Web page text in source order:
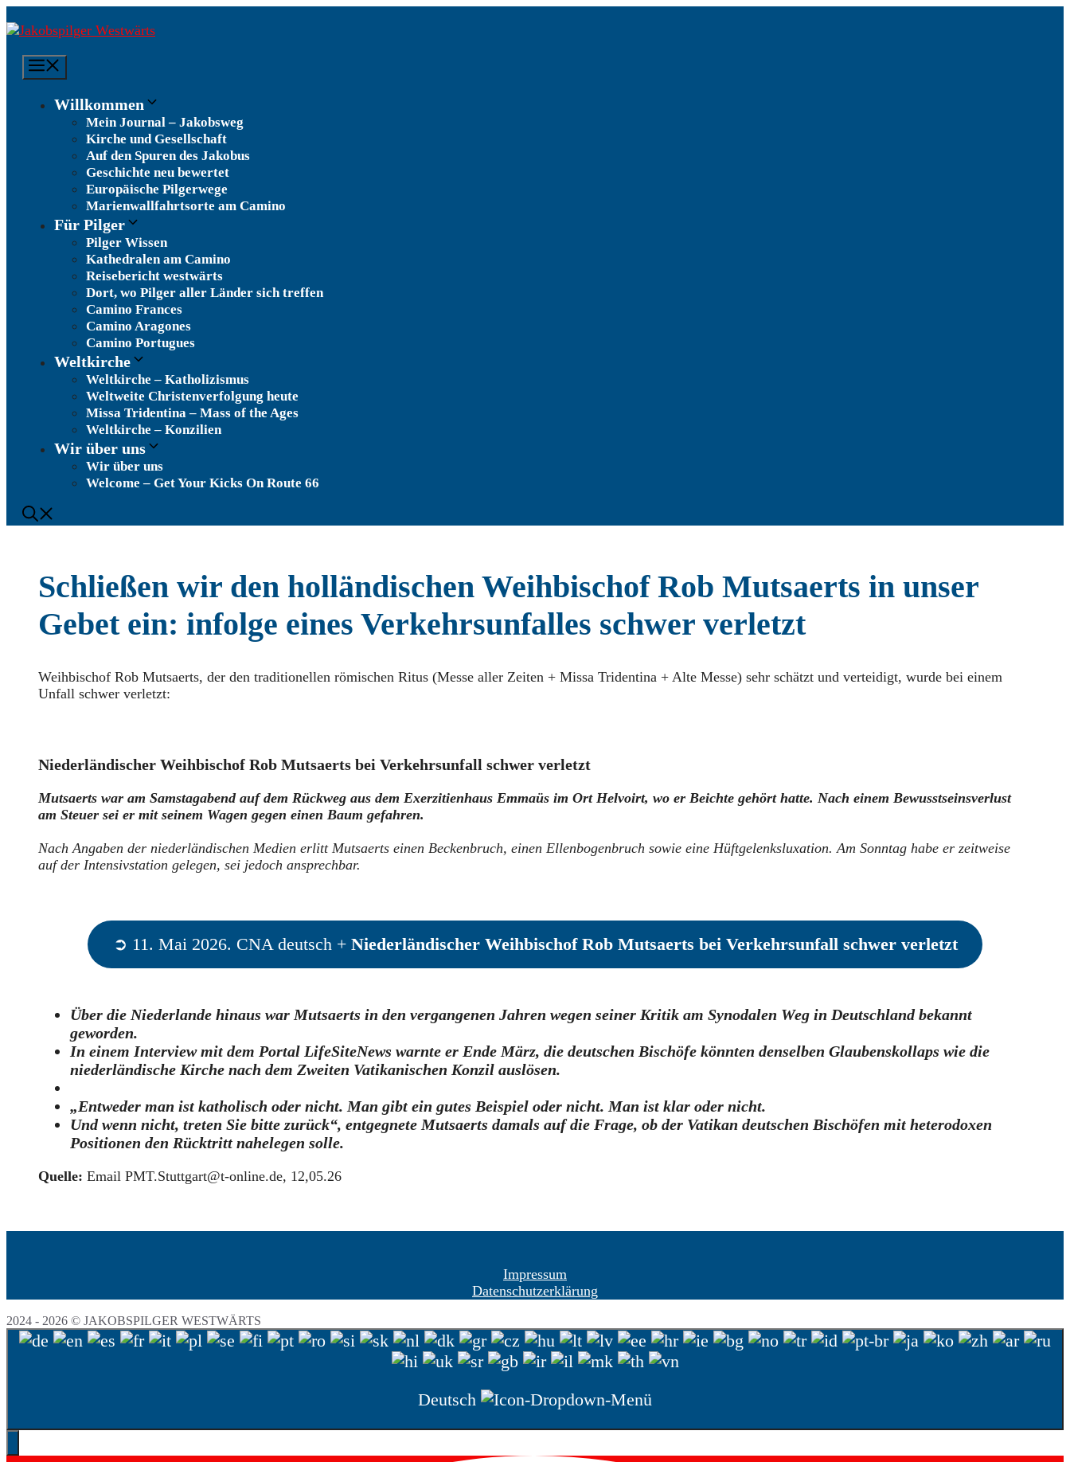
Inhalt
Willkommen
Mein Journal – Jakobsweg
Kirche und Gesellschaft
Auf den Spuren des Jakobus
Geschichte neu bewertet
Europäische Pilgerwege
Marienwallfahrtsorte am Camino
Für Pilger
Pilger Wissen
Kathedralen am Camino
Reisebericht westwärts
Dort, wo Pilger aller Länder sich treffen
Camino Frances
Camino Aragones
Camino Portugues
Weltkirche
Weltkirche – Katholizismus
Weltweite Christenverfolgung heute
Missa Tridentina – Mass of the Ages
Weltkirche – Konzilien
Wir über uns
Wir über uns
Welcome – Get Your Kicks On Route 66
Schließen wir den holländischen Weihbischof Rob Mutsaerts in unser
Gebet ein: infolge eines Verkehrsunfalles schwer verletzt
Weihbischof Rob Mutsaerts, der den traditionellen römischen Ritus (Messe aller Zeiten + Missa Tridentina + Alte Messe) sehr schätzt und verteidigt, wurde bei einem
Unfall schwer verletzt:
Niederländischer Weihbischof Rob Mutsaerts bei Verkehrsunfall schwer verletzt
Mutsaerts war am Samstagabend auf dem Rückweg aus dem Exerzitienhaus Emmaüs im Ort Helvoirt, wo er Beichte gehört hatte. Nach einem Bewusstseinsverlust
am Steuer sei er mit seinem Wagen gegen einen Baum gefahren.
Nach Angaben der niederländischen Medien erlitt Mutsaerts einen Beckenbruch, einen Ellenbogenbruch sowie eine Hüftgelenksluxation. Am Sonntag habe er zeitweise
auf der Intensivstation gelegen, sei jedoch ansprechbar.
➲ 11. Mai 2026. CNA deutsch + Niederländischer Weihbischof Rob Mutsaerts bei Verkehrsunfall schwer verletzt
Über die Niederlande hinaus war Mutsaerts in den vergangenen Jahren wegen seiner Kritik am Synodalen Weg in Deutschland bekannt
geworden.
In einem Interview mit dem Portal LifeSiteNews warnte er Ende März, die deutschen Bischöfe könnten denselben Glaubenskollaps wie die
niederländische Kirche nach dem Zweiten Vatikanischen Konzil auslösen.
„Entweder man ist katholisch oder nicht. Man gibt ein gutes Beispiel oder nicht. Man ist klar oder nicht.
Und wenn nicht, treten Sie bitte zurück“, entgegnete Mutsaerts damals auf die Frage, ob der Vatikan deutschen Bischöfen mit heterodoxen
Positionen den Rücktritt nahelegen solle.
Quelle: Email PMT.Stuttgart@t-online.de, 12,05.26
Impressum
Datenschutzerklärung
2024 - 2026 © JAKOBSPILGER WESTWÄRTS
Deutsch